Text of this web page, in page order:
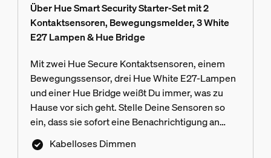
Über Hue Smart Security Starter-Set mit 2
Kontaktsensoren, Bewegungsmelder, 3 White
E27 Lampen & Hue Bridge
Mit zwei Hue Secure Kontaktsensoren, einem
Bewegungssensor, drei Hue White E27-Lampen
und einer Hue Bridge weißt Du immer, was zu
Hause vor sich geht. Stelle Deine Sensoren so
ein, dass sie sofort eine Benachrichtigung an
Dein Smartphone senden, wenn eine Bewegung
erkannt wird - und ergreife Maßnahmen über das
Kabelloses Dimmen